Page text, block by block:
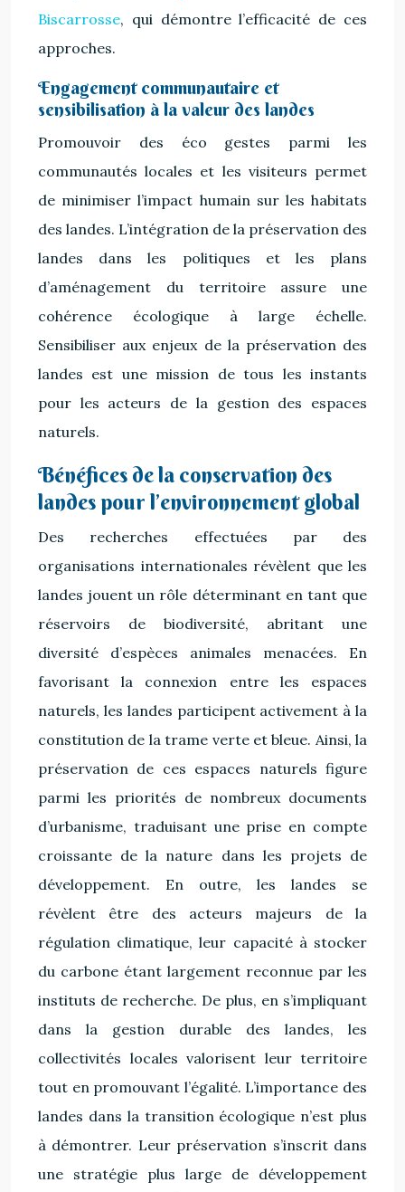
Biscarrosse, qui démontre l’efficacité de ces
approches.
Engagement communautaire et
sensibilisation à la valeur des landes
Promouvoir des éco gestes parmi les
communautés locales et les visiteurs permet
de minimiser l’impact humain sur les habitats
des landes. L’intégration de la préservation des
landes dans les politiques et les plans
d’aménagement du territoire assure une
cohérence écologique à large échelle.
Sensibiliser aux enjeux de la préservation des
landes est une mission de tous les instants
pour les acteurs de la gestion des espaces
naturels.
Bénéfices de la conservation des
landes pour l’environnement global
Des recherches effectuées par des
organisations internationales révèlent que les
landes jouent un rôle déterminant en tant que
réservoirs de biodiversité, abritant une
diversité d’espèces animales menacées. En
favorisant la connexion entre les espaces
naturels, les landes participent activement à la
constitution de la trame verte et bleue. Ainsi, la
préservation de ces espaces naturels figure
parmi les priorités de nombreux documents
d’urbanisme, traduisant une prise en compte
croissante de la nature dans les projets de
développement. En outre, les landes se
révèlent être des acteurs majeurs de la
régulation climatique, leur capacité à stocker
du carbone étant largement reconnue par les
instituts de recherche. De plus, en s’impliquant
dans la gestion durable des landes, les
collectivités locales valorisent leur territoire
tout en promouvant l’égalité. L’importance des
landes dans la transition écologique n’est plus
à démontrer. Leur préservation s’inscrit dans
une stratégie plus large de développement